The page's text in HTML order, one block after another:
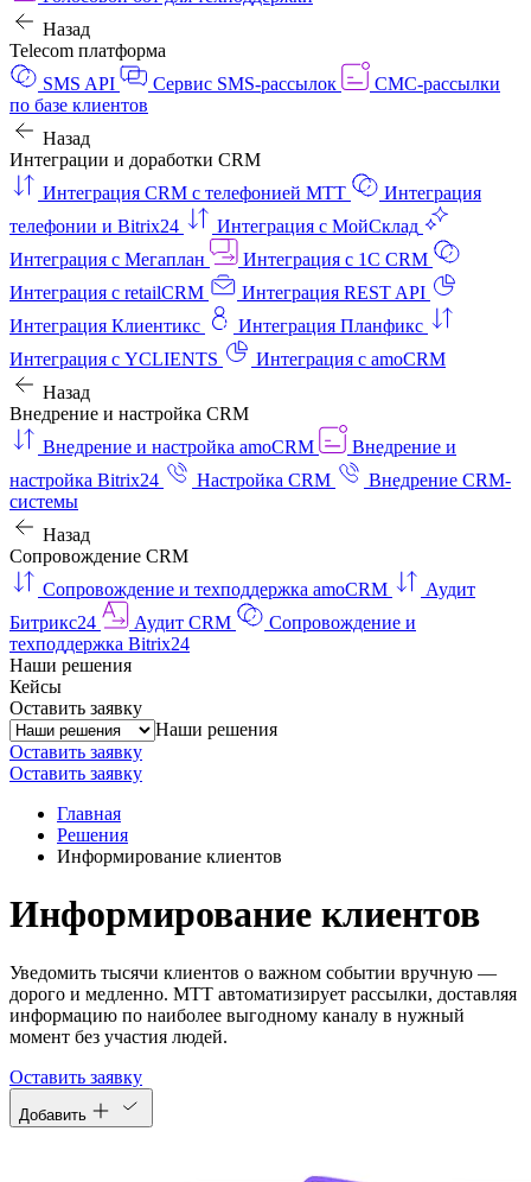
Назад
Telecom платформа
SMS API
Сервис SMS-рассылок
СМС-рассылки
по базе клиентов
Назад
Интеграции и доработки CRM
Интеграция CRM с телефонией МТТ
Интеграция
телефонии и Bitrix24
Интеграция с МойСклад
Интеграция с Мегаплан
Интеграция с 1C CRM
Интеграция с retailCRM
Интеграция REST API
Интеграция Клиентикс
Интеграция Планфикс
Интеграция с YCLIENTS
Интеграция с amoCRM
Назад
Внедрение и настройка CRM
Внедрение и настройка amoCRM
Внедрение и
настройка Bitrix24
Настройка CRM
Внедрение CRM-
системы
Назад
Сопровождение CRM
Сопровождение и техподдержка amoCRM
Аудит
Битрикс24
Аудит CRM
Сопровождение и
техподдержка Bitrix24
Наши решения
Кейсы
Оставить заявку
Наши решения
Оставить заявку
Оставить заявку
Главная
Решения
Информирование клиентов
Информирование клиентов
Уведомить тысячи клиентов о важном событии вручную —
дорого и медленно. МТТ автоматизирует рассылки, доставляя
информацию по наиболее выгодному каналу в нужный
момент без участия людей.
Оставить заявку
Добавить